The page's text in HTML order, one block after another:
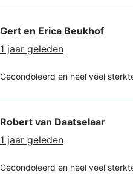
Gert en Erica Beukhof
1 jaar geleden
Gecondoleerd en heel veel
Robert van Daatselaar
1 jaar geleden
Gecondoleerd en heel veel